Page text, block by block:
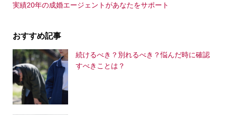
実績20年の成婚エージェントがあなたをサポート
おすすめ記事
続けるべき？別れるべき？悩んだ時に確認
すべきことは？